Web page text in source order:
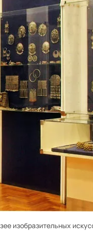
изобразительных